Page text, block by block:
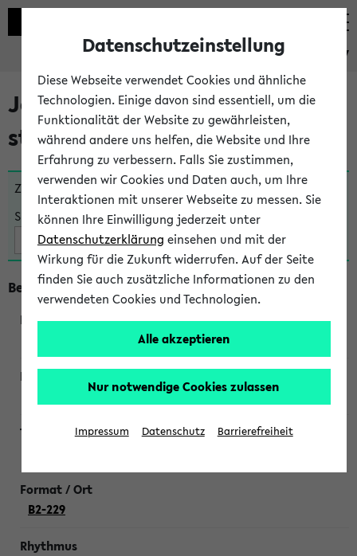
eKVV
Jetzt und in Kürze
stattfindende Veranstaltungen
Zu viele Veranstaltungen?Fakultät wählen
Suche:
Beginn um 13 Uhr
B2-229
Datenschutzeinstellung
Diese Webseite verwendet Cookies und ähnliche
Technologien. Einige davon sind essentiell, um die
Funktionalität der Website zu gewährleisten,
während andere uns helfen, die Website und Ihre
Erfahrung zu verbessern. Falls Sie zustimmen,
verwenden wir Cookies und Daten auch, um Ihre
Interaktionen mit unserer Webseite zu messen. Sie
können Ihre Einwilligung jederzeit unter
Datenschutzerklärung einsehen und mit der
Wirkung für die Zukunft widerrufen. Auf der Seite
finden Sie auch zusätzliche Informationen zu den
verwendeten Cookies und Technologien.
Alle akzeptieren
Nur notwendige Cookies zulassen
Impressum Datenschutz Barrierefreiheit